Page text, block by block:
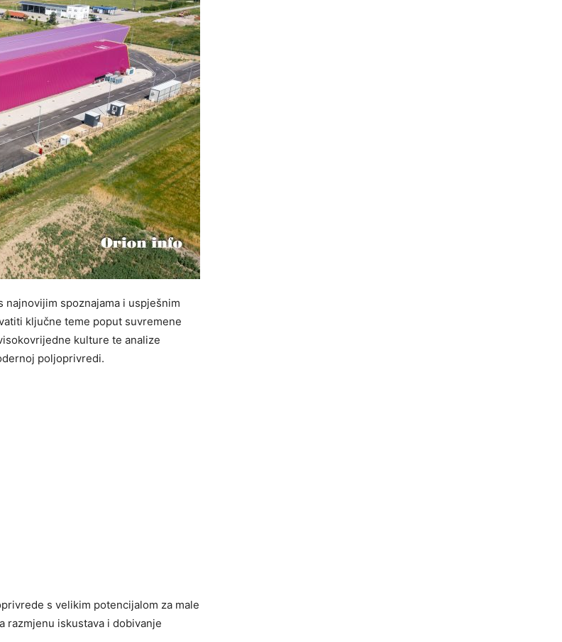
spoznajama i uspješnim
ključne teme poput suvremene
kulture te analize
poljoprivredi.
s velikim potencijalom za male
razmjenu iskustava i dobivanje